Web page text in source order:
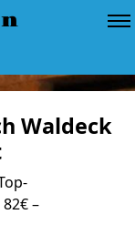
Waldeck
–